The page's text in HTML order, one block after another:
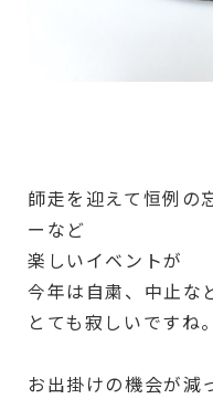
師走を迎えて恒例の
ーなど
楽しいイベントが
今年は自粛、中止な
とても寂しいですね。
お出掛けの機会が減